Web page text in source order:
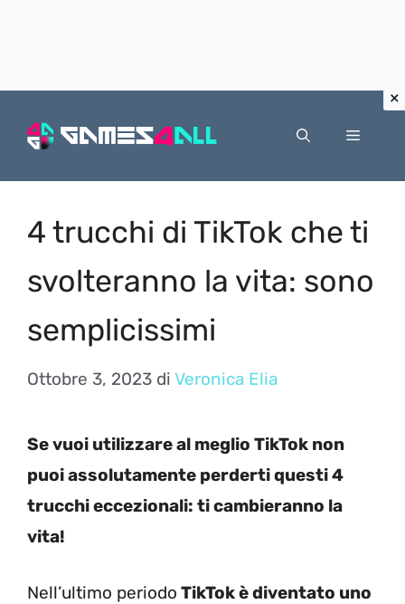
Menu
4 trucchi di TikTok che ti
svolteranno la vita: sono
semplicissimi
Ottobre 3, 2023 di Veronica Elia
Se vuoi utilizzare al meglio TikTok non
puoi assolutamente perderti questi 4
trucchi eccezionali: ti cambieranno la
vita!
Nell’ultimo periodo TikTok è diventato uno